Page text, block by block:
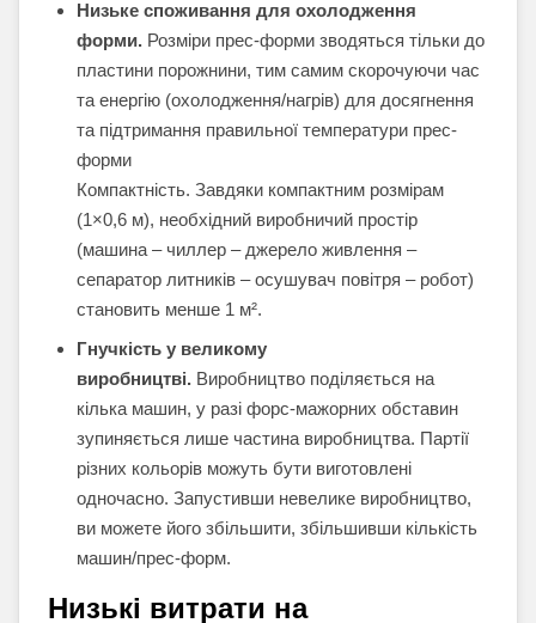
Низьке споживання для охолодження
форми. Розміри прес-форми зводяться тільки до
пластини порожнини, тим самим скорочуючи час
та енергію (охолодження/нагрів) для досягнення
та підтримання правильної температури прес-
форми
Компактність. Завдяки компактним розмірам
(1×0,6 м), необхідний виробничий простір
(машина – чиллер – джерело живлення –
сепаратор литників – осушувач повітря – робот)
становить менше 1 м².
Гнучкість у великому
виробництві. Виробництво поділяється на
кілька машин, у разі форс-мажорних обставин
зупиняється лише частина виробництва. Партії
різних кольорів можуть бути виготовлені
одночасно. Запустивши невелике виробництво,
ви можете його збільшити, збільшивши кількість
машин/прес-форм.
Низькі витрати на